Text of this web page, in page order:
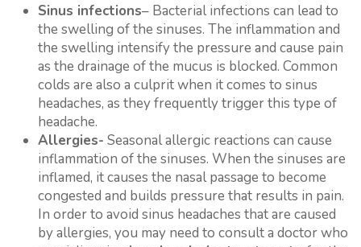
Sinus infections– Bacterial infections can lead to
the swelling of the sinuses. The inflammation and
the swelling intensify the pressure and cause pain
as the drainage of the mucus is blocked. Common
colds are also a culprit when it comes to sinus
headaches, as they frequently trigger this type of
headache.
Allergies- Seasonal allergic reactions can cause
inflammation of the sinuses. When the sinuses are
inflamed, it causes the nasal passage to become
congested and builds pressure that results in pain.
In order to avoid sinus headaches that are caused
by allergies, you may need to consult a doctor who